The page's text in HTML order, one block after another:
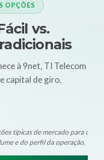
OPÇÕES
vs.
à 9net, TI Telecom
capital de giro.
típicas de mercado para
e do perfil da operação.